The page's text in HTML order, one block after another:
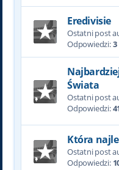
Eredivisie
Ostatni post
Odpowiedzi:3
Świata
Ostatni post
Odpowiedzi:
Która
Ostatni post
Odpowiedzi: